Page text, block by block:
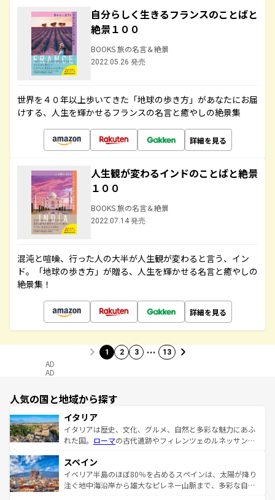
自分らしく生きるフランスのことばと
絶景１００
BOOKS 旅の名言＆絶景
2022.05.26 発売
世界を４０年以上歩いてきた「地球の歩き方」があなたにお届
けする、人生を輝かせるフランスの名言と癒やしの絶景集
詳細を見る
人生観が変わるインドのことばと絶景
１００
BOOKS 旅の名言＆絶景
2022.07.14 発売
混沌と喧噪、行った人の大半が人生観が変わると言う、イン
ド。「地球の歩き方」が贈る、人生を輝かせる名言と癒やしの
絶景集！
詳細を見る
1 2 3 … 13
AD
AD
人気の国と地域から探す
イタリア
イタリアは歴史、文化、グルメ、自然と多彩な魅力にあふ
れた国。 ローマの古代遺跡やフィレンツェのルネッサンス
ろん、トスカーナの美しい田園風景やアマルフィ海岸の絶
景など、自然景観も見逃せない。観光の合間には、本場の
ピザやパスタなど、絶品のイタリア料理を堪能することも
スペイン
イベリア半島のほぼ80％を占めるスペインは、太陽が降り
注ぐ地中海沿岸から雄大なピレネー山脈まで、多彩な自然